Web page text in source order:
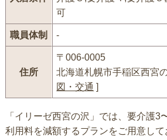
可
職員体制 -
住所
〒006-0005
北海道札幌市手稲区西宮
図・交通 ]
「イリーゼ西宮の沢」では、要介護3
利用料を減額するプランをご用意して